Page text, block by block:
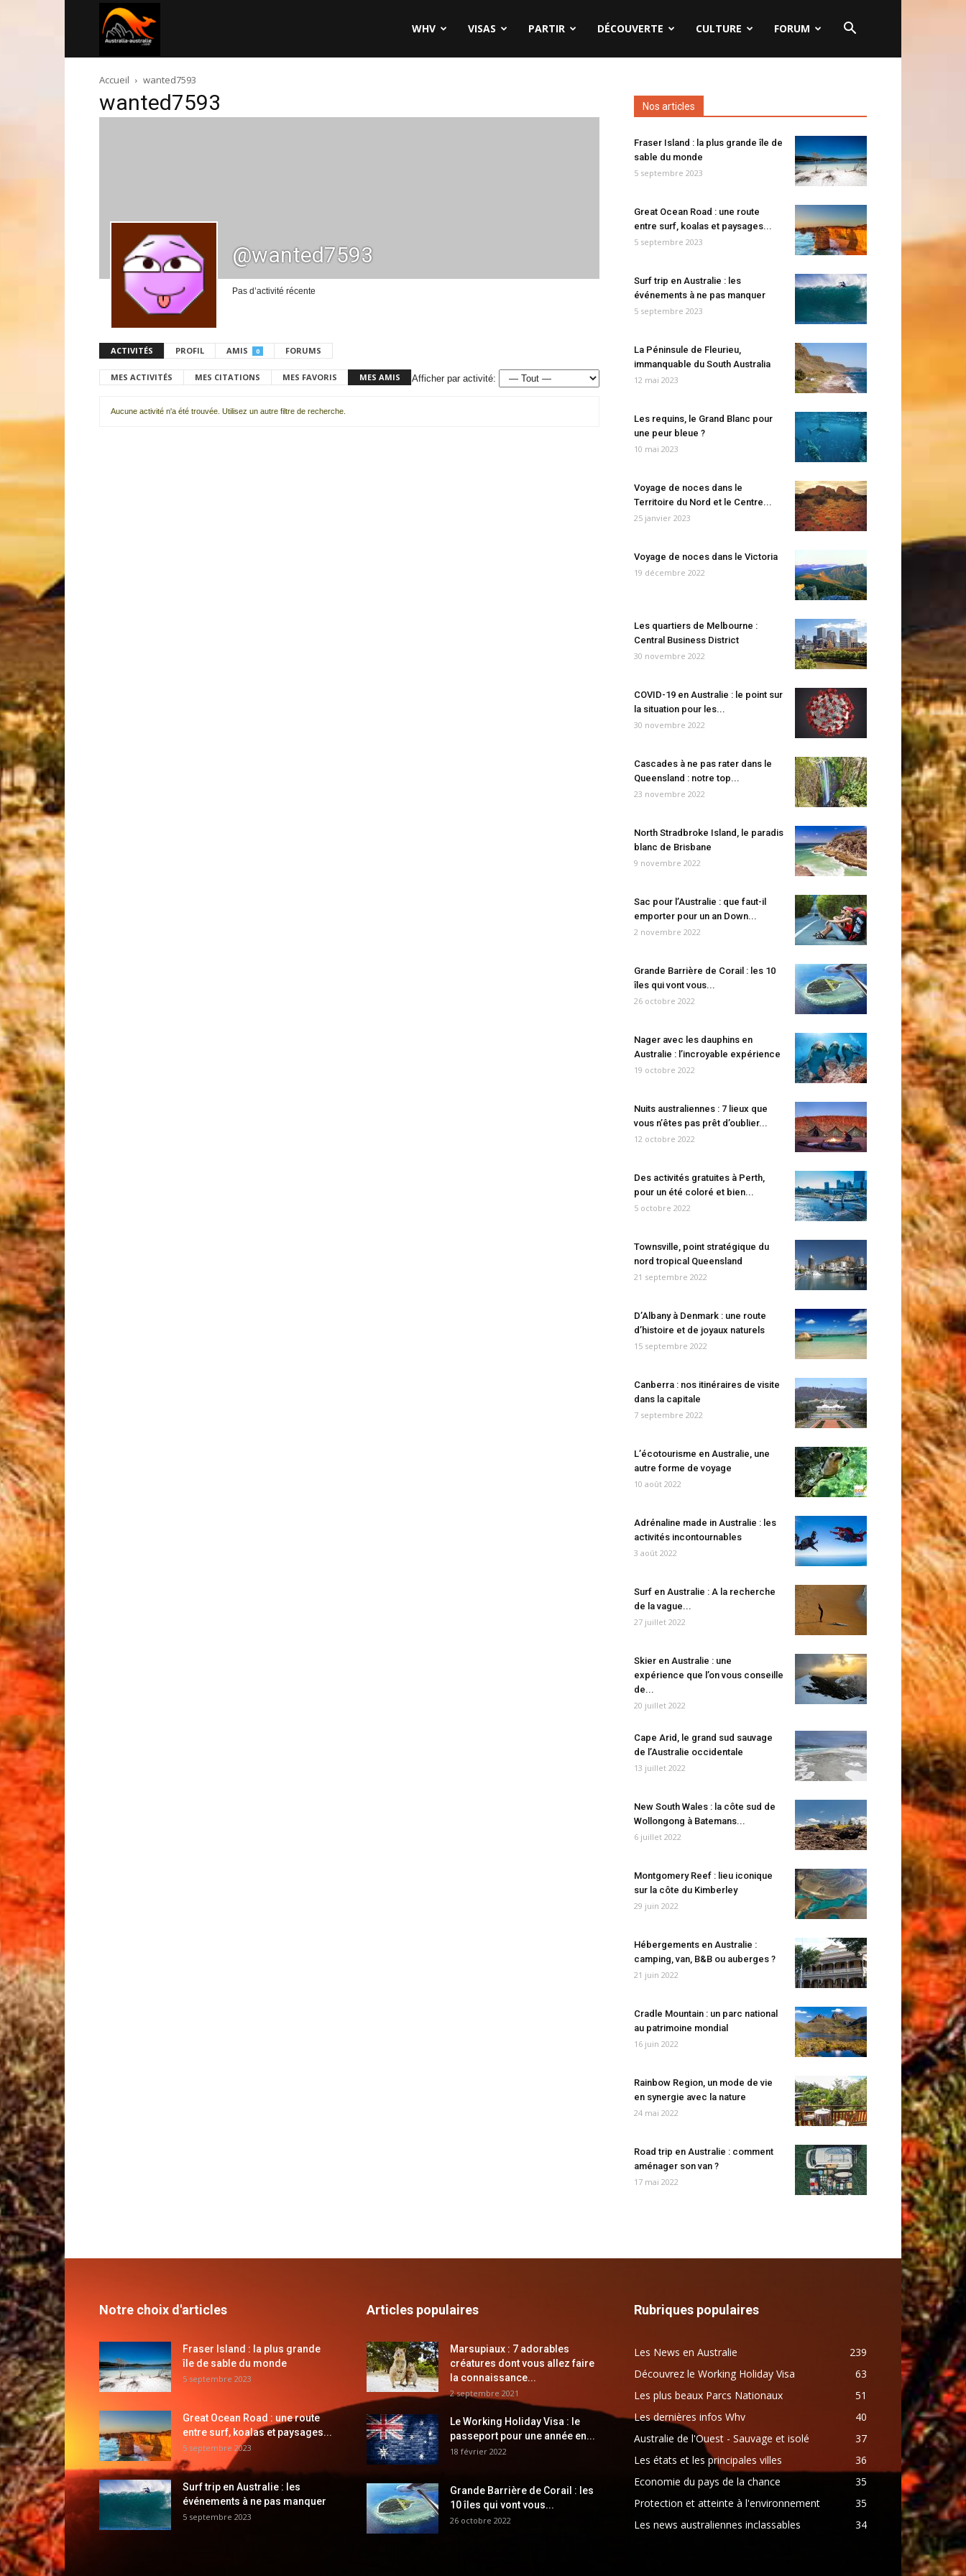
australie.com
WHV VISAS PARTIR DÉCOUVERTE CULTURE FORUM
Accueil wanted7593
wanted7593
@wanted7593
Pas d’activité récente
ACTIVITÉS PROFIL AMIS 0 FORUMS
MES ACTIVITÉS MES CITATIONS MES FAVORIS MES AMIS Afficher par activité:
Aucune activité n'a été trouvée. Utilisez un autre filtre de recherche.
Nos articles
Fraser Island : la plus grande île de
sable du monde
5 septembre 2023
Great Ocean Road : une route
entre surf, koalas et paysages...
5 septembre 2023
Surf trip en Australie : les
événements à ne pas manquer
5 septembre 2023
La Péninsule de Fleurieu,
immanquable du South Australia
12 mai 2023
Les requins, le Grand Blanc pour
une peur bleue ?
10 mai 2023
Voyage de noces dans le
Territoire du Nord et le Centre...
25 janvier 2023
Voyage de noces dans le Victoria
19 décembre 2022
Les quartiers de Melbourne :
Central Business District
30 novembre 2022
COVID-19 en Australie : le point sur
la situation pour les...
30 novembre 2022
Cascades à ne pas rater dans le
Queensland : notre top...
23 novembre 2022
North Stradbroke Island, le paradis
blanc de Brisbane
9 novembre 2022
Sac pour l’Australie : que faut-il
emporter pour un an Down...
2 novembre 2022
Grande Barrière de Corail : les 10
îles qui vont vous...
26 octobre 2022
Nager avec les dauphins en
Australie : l’incroyable expérience
19 octobre 2022
Nuits australiennes : 7 lieux que
vous n’êtes pas prêt d’oublier...
12 octobre 2022
Des activités gratuites à Perth,
pour un été coloré et bien...
5 octobre 2022
Townsville, point stratégique du
nord tropical Queensland
21 septembre 2022
D’Albany à Denmark : une route
d’histoire et de joyaux naturels
15 septembre 2022
Canberra : nos itinéraires de visite
dans la capitale
7 septembre 2022
L’écotourisme en Australie, une
autre forme de voyage
10 août 2022
Adrénaline made in Australie : les
activités incontournables
3 août 2022
Surf en Australie : A la recherche
de la vague...
27 juillet 2022
Skier en Australie : une
expérience que l’on vous conseille
de...
20 juillet 2022
Cape Arid, le grand sud sauvage
de l’Australie occidentale
13 juillet 2022
New South Wales : la côte sud de
Wollongong à Batemans...
6 juillet 2022
Montgomery Reef : lieu iconique
sur la côte du Kimberley
29 juin 2022
Hébergements en Australie :
camping, van, B&B ou auberges ?
21 juin 2022
Cradle Mountain : un parc national
au patrimoine mondial
16 juin 2022
Rainbow Region, un mode de vie
en synergie avec la nature
24 mai 2022
Road trip en Australie : comment
aménager son van ?
17 mai 2022
Notre choix d'articles
Fraser Island : la plus grande
île de sable du monde
5 septembre 2023
Great Ocean Road : une route
entre surf, koalas et paysages...
5 septembre 2023
Surf trip en Australie : les
événements à ne pas manquer
5 septembre 2023
Articles populaires
Marsupiaux : 7 adorables
créatures dont vous allez faire
la connaissance...
2 septembre 2021
Le Working Holiday Visa : le
passeport pour une année en...
18 février 2022
Grande Barrière de Corail : les
10 îles qui vont vous...
26 octobre 2022
Rubriques populaires
Les News en Australie
239
Découvrez le Working Holiday Visa
63
Les plus beaux Parcs Nationaux
51
Les dernières infos Whv
40
Australie de l'Ouest - Sauvage et isolé
37
Les états et les principales villes
36
Economie du pays de la chance
35
Protection et atteinte à l'environnement
35
Les news australiennes inclassables
34